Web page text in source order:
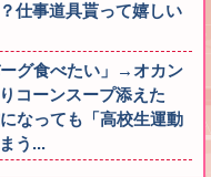
仕事道具貰って嬉しい
グ食べたい」→オカン
コーンスープ添えた
なっても「高校生運動
う...